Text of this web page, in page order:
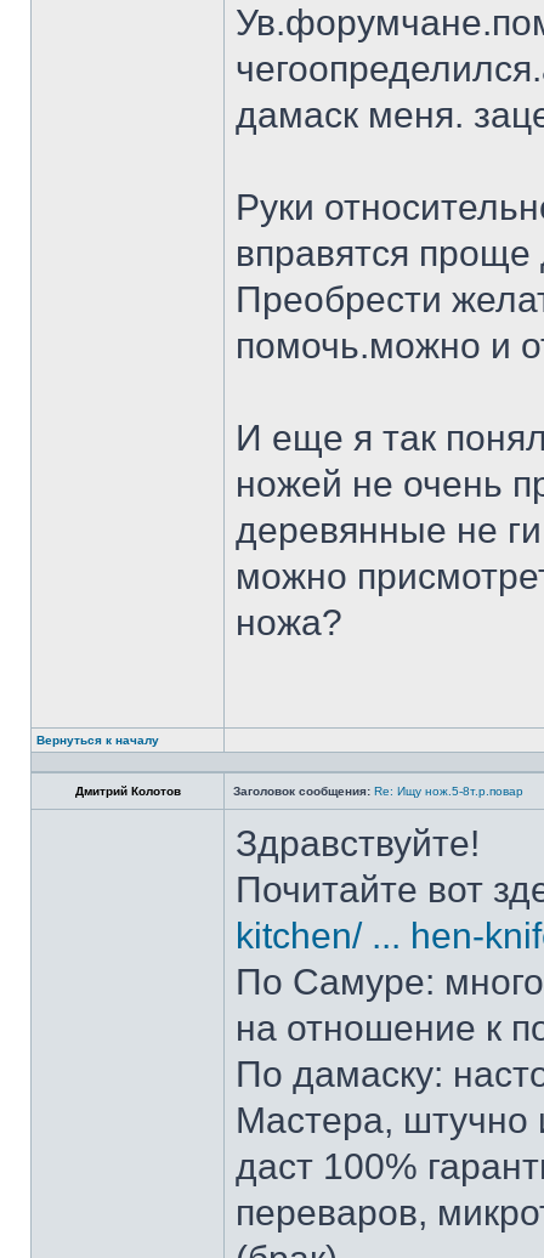
дамаск меня.
Руки
вправятся
Преобрести
помочь.можно и
И еще я так
ножей не очень
деревянные не
можно
ножа?
Вернуться к началу
Дмитрий Колотов Заголовок сообщения: Re: Ищу нож.5-8т.р.повар
Здравствуйте!
Почитайте вот
kitchen/ ... hen-
По Самуре: много
на отношение к
По дамаску:
Мастера, штучно
даст 100%
переваров,